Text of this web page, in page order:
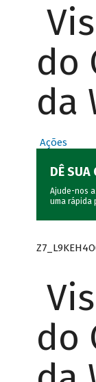
do
da
Ações
DÊ SUA
Ajude-nos
uma rápida
do